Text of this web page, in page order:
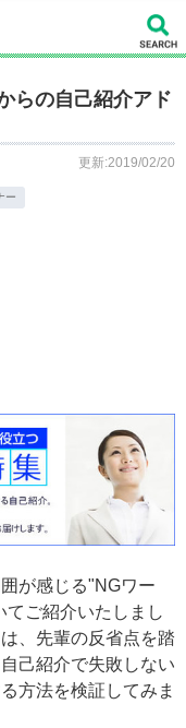
らの自己紹介アド
更新:2019/02/20
ー
が感じる"NGワー
てご紹介いたしまし
、先輩の反省点を踏
己紹介で失敗しない
方法を検証してみま